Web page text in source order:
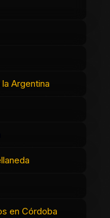
Argentina
en Córdoba